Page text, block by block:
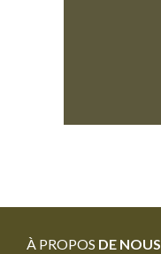
À PROPOS DE NOUS